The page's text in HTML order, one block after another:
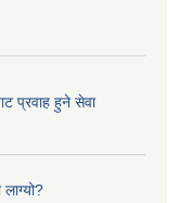
प्रवाह हुने सेवा